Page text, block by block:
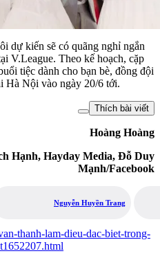
dự kiến sẽ có quãng nghỉ ngắn
V.League. Theo kế hoạch, cặp
tiệc dành cho bạn bè, đồng đội
Hà Nội vào ngày 20/6 tới.
Thích bài viết
Hoàng Hoàng
Hạnh, Hayday Media, Đỗ Duy
Mạnh/Facebook
Nguyễn Huyền Trang
thanh-lam-dieu-dac-biet-trong-